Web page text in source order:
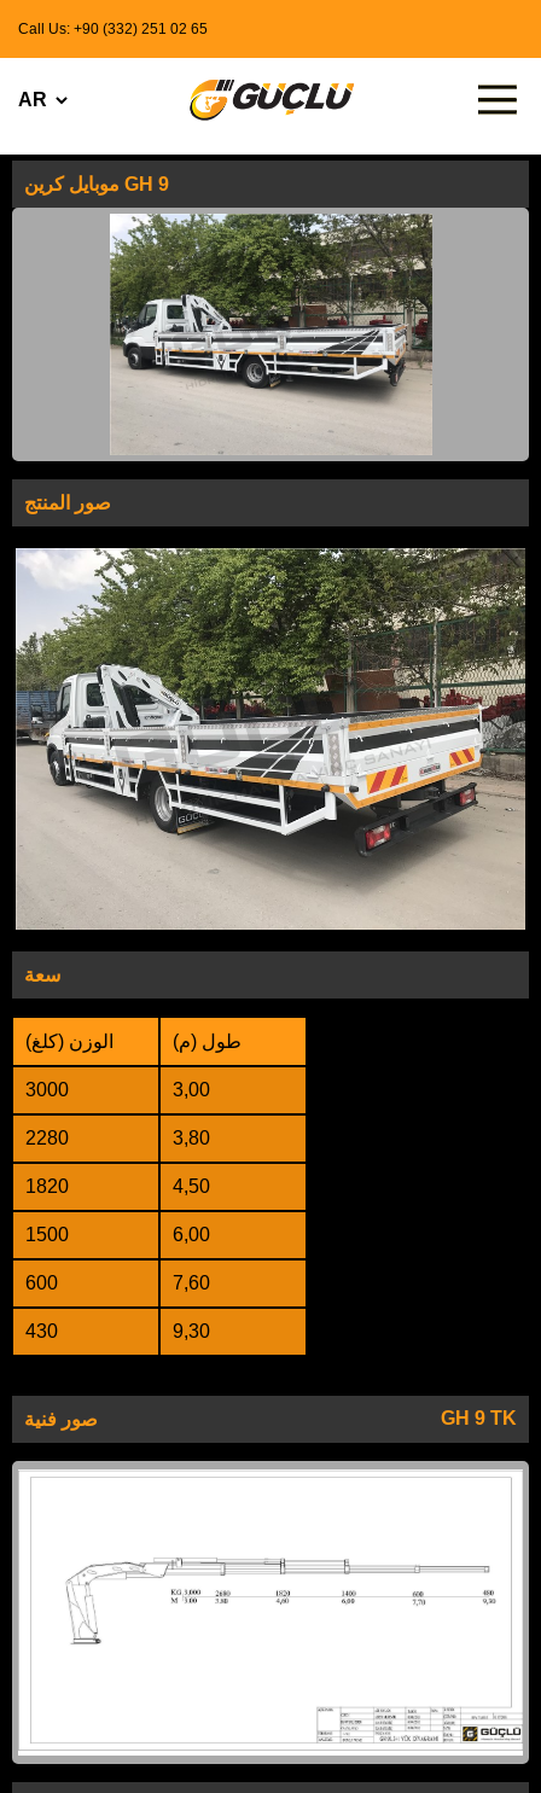
Call Us: +90 (332) 251 02 65
موبايل كرين GH 9
صور المنتج
سعة
الوزن (كلغ) طول (م)
3000 3,00
2280 3,80
1820 4,50
1500 6,00
600 7,60
430 9,30
صور فنية GH 9 TK